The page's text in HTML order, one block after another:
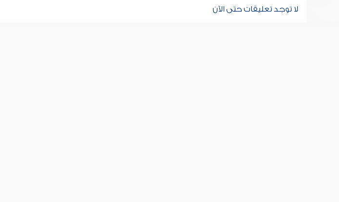
لا توجد تعليقات حتى الآن